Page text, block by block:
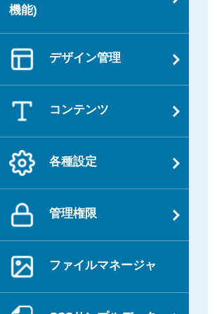
機能)
デザイン管理
コンテンツ
各種設定
管理権限
ファイルマネージャ